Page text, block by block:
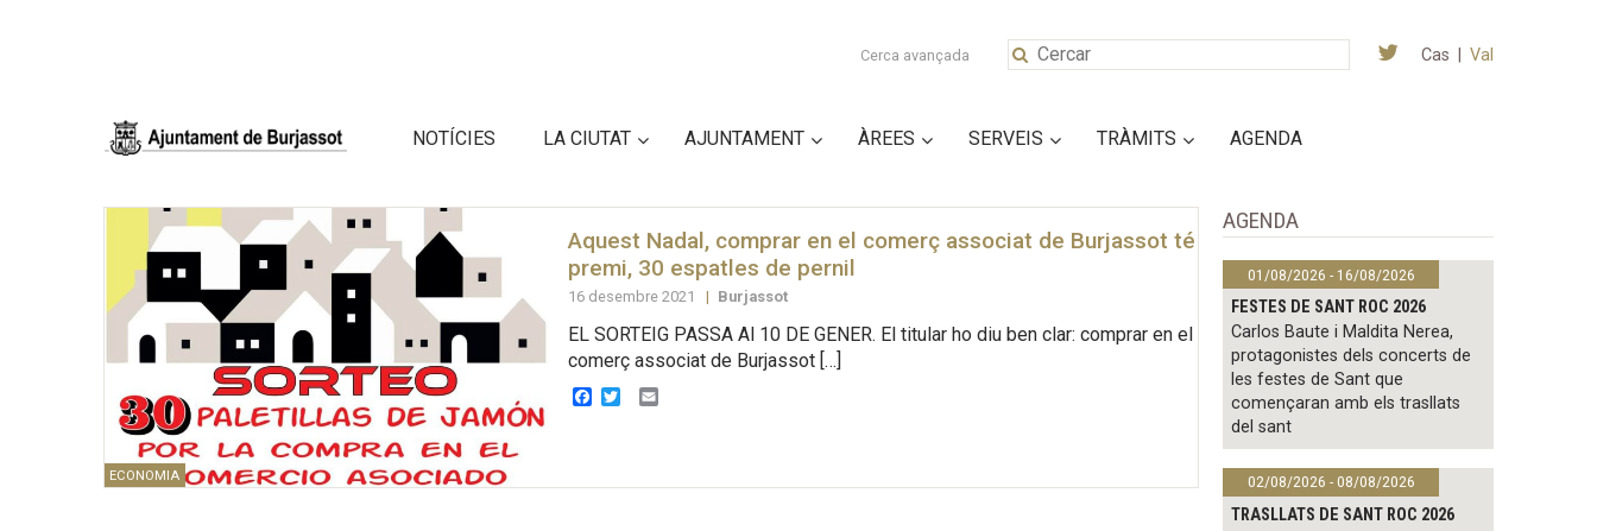
Cerca avançada Cas Val
NOTÍCIES LA CIUTAT AJUNTAMENT ÀREES SERVEIS TRÀMITS AGENDA
ECONOMIA
Aquest Nadal, comprar en el comerç associat de Burjassot té
premi, 30 espatles de pernil
16 desembre 2021 | Burjassot
EL SORTEIG PASSA Al 10 DE GENER. El titular ho diu ben clar: comprar en el
comerç associat de Burjassot […]
Facebook
TwitterEmail
AGENDA
01/08/2026 - 16/08/2026
FESTES DE SANT ROC 2026
Carlos Baute i Maldita Nerea,
protagonistes dels concerts de
les festes de Sant que
començaran amb els trasllats
del sant
02/08/2026 - 08/08/2026
TRASLLATS DE SANT ROC 2026